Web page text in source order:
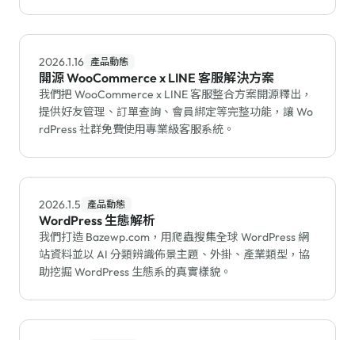
2026.1.16 產品動態
開源 WooCommerce x LINE 客服解決方案
我們把 WooCommerce x LINE 客服整合方案開源釋出，
提供好友管理、訂單查詢、會員綁定等完整功能，讓 Wo
rdPress 社群免費使用專業級客服系統。
2026.1.5 產品動態
WordPress 生態解析
我們打造 Bazewp.com，用爬蟲搜集全球 WordPress 網
站資料並以 AI 分類辨識佈景主題、外掛、產業類型，協
助挖掘 WordPress 生態系的真實樣貌。